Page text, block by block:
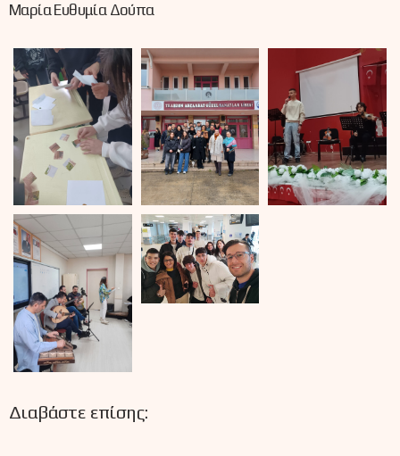
Μαρία Ευθυμία Δούπα
Διαβάστε επίσης: